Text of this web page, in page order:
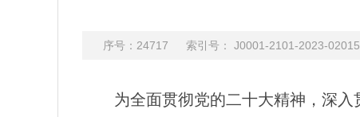
序号：24717 索引号： J0001-2101-2023-
为全面贯彻党的二十大精神，深